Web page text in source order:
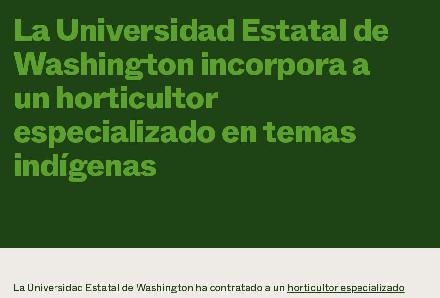
La Universidad Estatal de
Washington incorpora a
un horticultor
especializado en temas
indígenas
La Universidad Estatal de Washington ha contratado a un horticultor especializado